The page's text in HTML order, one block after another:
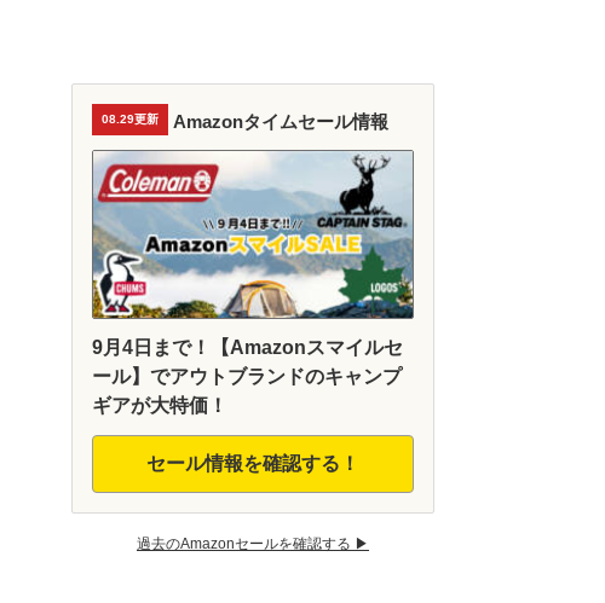
08.29更新 Amazonタイムセール情報
9月4日まで！【Amazonスマイルセ
ール】でアウトブランドのキャンプ
ギアが大特価！
セール情報を確認する！
過去のAmazonセールを確認する ▶︎